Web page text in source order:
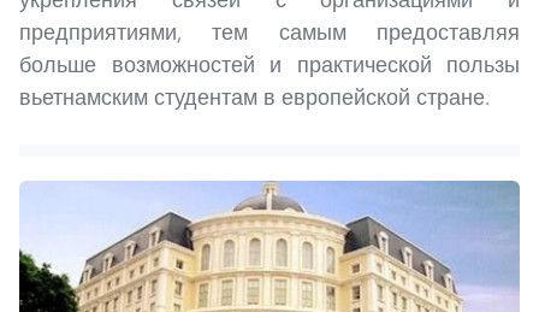
предприятиями, тем самым предоставляя
больше возможностей и практической пользы
вьетнамским студентам в европейской стране.